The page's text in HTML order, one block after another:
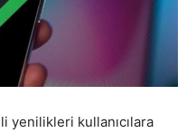
yenilikleri kullanıcılara